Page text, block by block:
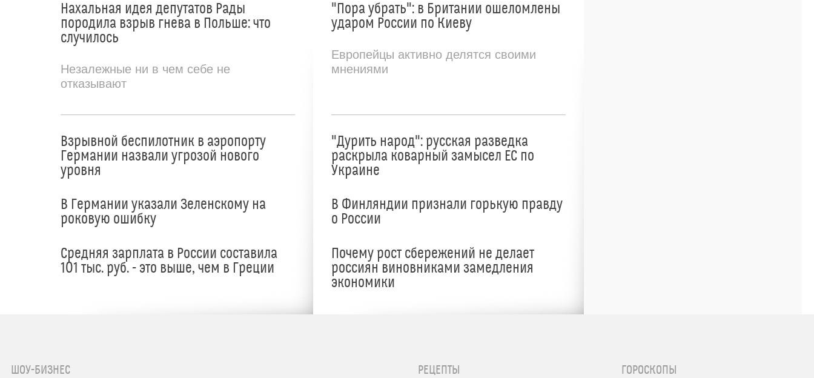
Нахальная идея депутатов Рады
породила взрыв гнева в Польше: что
случилось
Незалежные ни в чем себе не
отказывают
Взрывной беспилотник в аэропорту
Германии назвали угрозой нового
уровня
В Германии указали Зеленскому на
роковую ошибку
Средняя зарплата в России составила
101 тыс. руб. - это выше, чем в Греции
"Пора убрать": в Британии ошеломлены
ударом России по Киеву
Европейцы активно делятся своими
мнениями
"Дурить народ": русская разведка
раскрыла коварный замысел ЕС по
Украине
В Финляндии признали горькую правду
о России
Почему рост сбережений не делает
россиян виновниками замедления
экономики
ШОУ-БИЗНЕС РЕЦЕПТЫ ГОРОСКОПЫ